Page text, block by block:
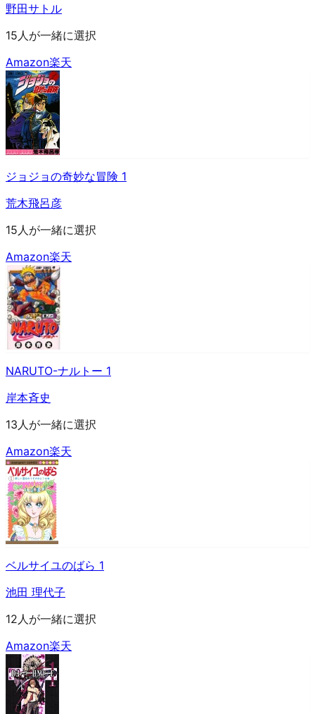
野田サトル
15人が一緒に選択
Amazon楽天
ジョジョの奇妙な冒険 1
荒木飛呂彦
15人が一緒に選択
Amazon楽天
NARUTO-ナルトー 1
岸本斉史
13人が一緒に選択
Amazon楽天
ベルサイユのばら 1
池田 理代子
12人が一緒に選択
Amazon楽天